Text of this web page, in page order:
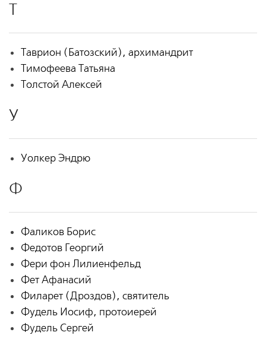
Т
Таврион (Батозский), архимандрит
Тимофеева Татьяна
Толстой Алексей
У
Уолкер Эндрю
Ф
Фаликов Борис
Федотов Георгий
Фери фон Лилиенфельд
Фет Афанасий
Филарет (Дроздов), святитель
Фудель Иосиф, протоиерей
Фудель Сергей